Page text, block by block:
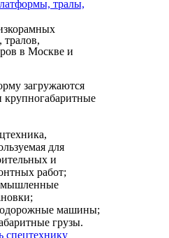
тралы,
тралов,
в Москве и
загружаются
крупногабаритные
для
и
работ;
машины;
грузы.
спецтехнику